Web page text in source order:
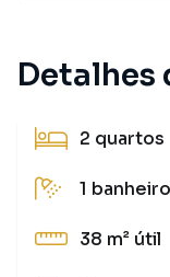
Detalhes
2 quartos
1 banheiro
38 m² útil